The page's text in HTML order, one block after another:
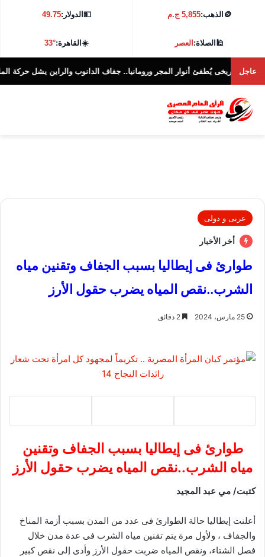
🪙 الذهب:5,855 ج.م 💵الدولار:49.75
🕌الصلاة:العصر ☀️القاهرة:33°
عاجل
يُطفئ أنوار المجر ورومانيا.. جفاف الدانوب والراين يشل حركة الملاحة فى 10 دول..
عربى و دولى
أخر الأخبار
طوارئ فى إيطاليا بسبب الجفاف وتقنين مياه
الشرب..نقص المياه يضرب حقول الأرز
25 مارس، 2024
طوارئ فى إيطاليا بسبب الجفاف وتقنين
مياه الشرب..نقص المياه يضرب حقول الأرز
كتبت/ مي عبد المجيد
أعلنت إيطاليا حالة الطوارئ فى عدد من المدن بسبب أزمة المناخ
والجفاف ، ولأول مرة يتم تقنين مياه الشرب فى عدة مدن خلال
فصل الشتاء، ونقص المياه ضربت حقول الأرز وأدى إلى نقص كبير